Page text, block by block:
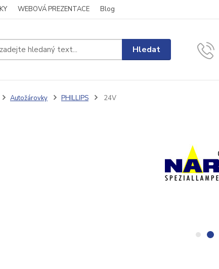
WEBOVÁ PREZENTACE Blog
Hledat
Autožárovky PHILLIPS 24V